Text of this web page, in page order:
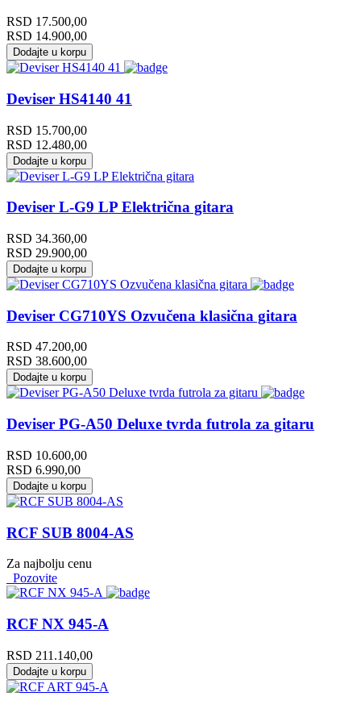
RSD 17.500,00
RSD 14.900,00
Dodajte u korpu
Deviser HS4140 41
RSD 15.700,00
RSD 12.480,00
Dodajte u korpu
Deviser L-G9 LP Električna gitara
RSD 34.360,00
RSD 29.900,00
Dodajte u korpu
Deviser CG710YS Ozvučena klasična gitara
RSD 47.200,00
RSD 38.600,00
Dodajte u korpu
Deviser PG-A50 Deluxe tvrda futrola za gitaru
RSD 10.600,00
RSD 6.990,00
Dodajte u korpu
RCF SUB 8004-AS
Za najbolju cenu
Pozovite
RCF NX 945-A
RSD 211.140,00
Dodajte u korpu